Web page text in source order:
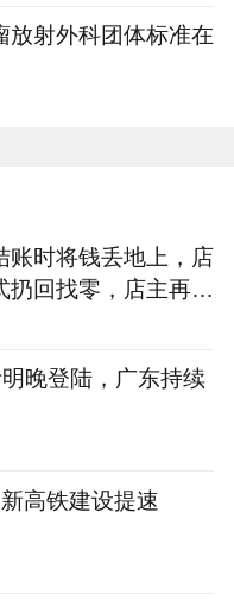
放射外科团体标准在
账时将钱丢地上，店
扔回找零，店主再发
明晚登陆，广东持续
高铁建设提速